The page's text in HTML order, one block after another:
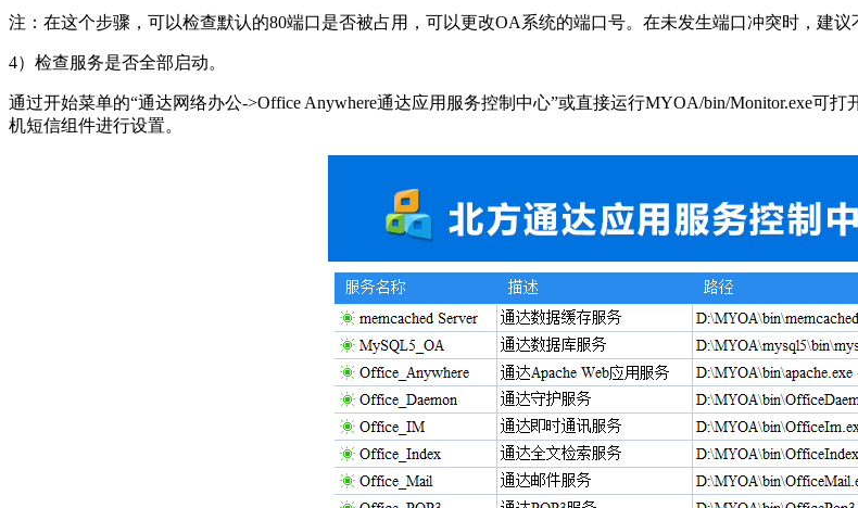
注：在这个步骤，可以检查默认的80端口是否被占用，可以更改OA系统的端口号。在未发生端口冲突时，建议
4）检查服务是否全部启动。
通过开始菜单的“通达网络办公->Office Anywhere通达应用服务控制中心”或直接运行MYOA/bin/Monitor.exe可
机短信组件进行设置。